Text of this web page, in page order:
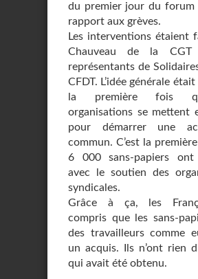
du premier jour du forum
rapport aux grèves.
Les interventions étaient
Chauveau de la
représentants de
CFDT. L’idée générale était
la première fois
organisations se mettent
pour démarrer une
commun. C’est la
6 000 sans-papiers ont
avec le soutien des
syndicales.
Grâce à ça, les
compris que les sans-
des travailleurs comme
un acquis. Ils n’ont rien
qui avait été obtenu.